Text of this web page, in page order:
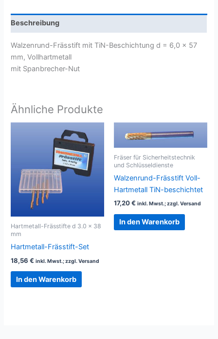
Menge
Beschreibung
Walzenrund-Frässtift mit TiN-Beschichtung d = 6,0 x 57
mm, Vollhartmetall
mit Spanbrecher-Nut
Ähnliche Produkte
Hartmetall-Frässtifte d 3.0 x 38
mm
Hartmetall-Frässtift-Set
18,56€ inkl. Mwst.; zzgl. Versand
In den Warenkorb
Fräser für Sicherheitstechnik
und Schlüsseldienste
Walzenrund-Frässtift Voll-
Hartmetall TiN-beschichtet
17,20€ inkl. Mwst.; zzgl. Versand
In den Warenkorb